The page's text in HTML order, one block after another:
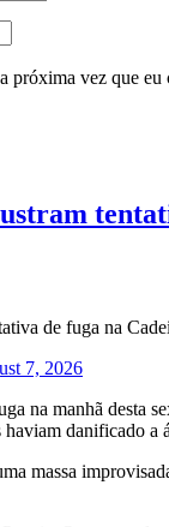
próxima vez que eu
de fuga na
7, 2026
na manhã desta
danificado
massa